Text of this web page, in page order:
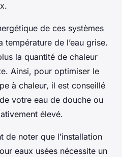
de ces systèmes
de l’eau grise.
la quantité de chaleur
Ainsi, pour optimiser le
à chaleur, il est conseillé
votre eau de douche ou
élevé.
de noter que l’installation
eaux usées nécessite un